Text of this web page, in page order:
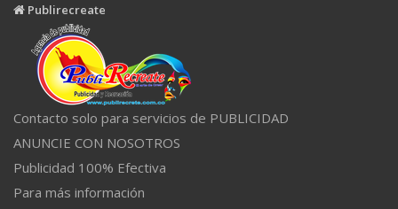
Publirecreate
Contacto solo para servicios de PUBLICIDAD
ANUNCIE CON NOSOTROS
Publicidad 100% Efectiva
Para más información